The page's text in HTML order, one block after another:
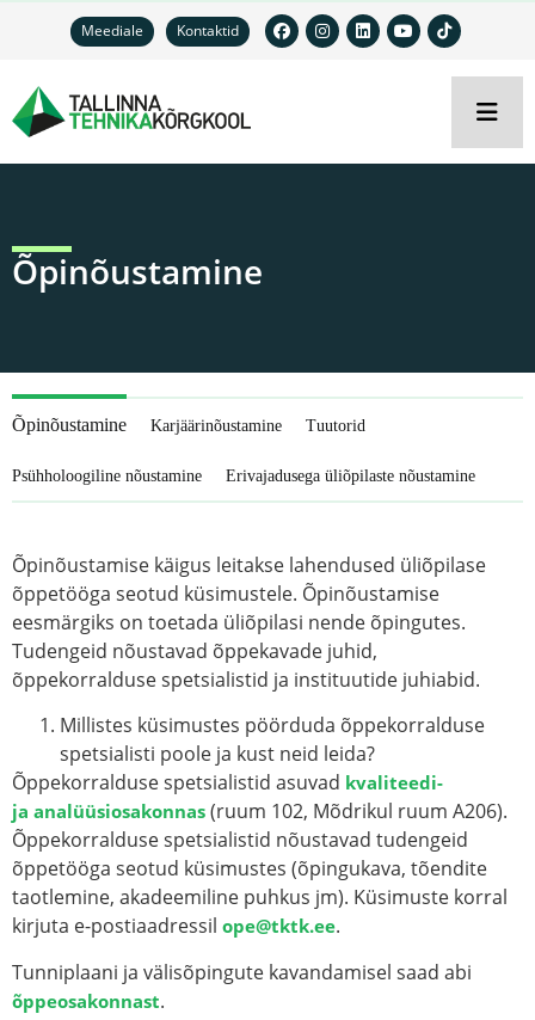
Meediale Kontaktid
Õpinõustamine
Õpinõustamine Karjäärinõustamine Tuutorid
Psühholoogiline nõustamine Erivajadusega üliõpilaste nõustamine
Õpinõustamise käigus leitakse lahendused üliõpilase
õppetööga seotud küsimustele. Õpinõustamise
eesmärgiks on toetada üliõpilasi nende õpingutes.
Tudengeid nõustavad õppekavade juhid,
õppekorralduse spetsialistid ja instituutide juhiabid.
Millistes küsimustes pöörduda õppekorralduse
spetsialisti poole ja kust neid leida?
Õppekorralduse spetsialistid asuvad kvaliteedi-
ja analüüsiosakonnas (ruum 102, Mõdrikul ruum A206).
Õppekorralduse spetsialistid nõustavad tudengeid
õppetööga seotud küsimustes (õpingukava, tõendite
taotlemine, akadeemiline puhkus jm). Küsimuste korral
kirjuta e-postiaadressil ope@tktk.ee.
Tunniplaani ja välisõpingute kavandamisel saad abi
õppeosakonnast.